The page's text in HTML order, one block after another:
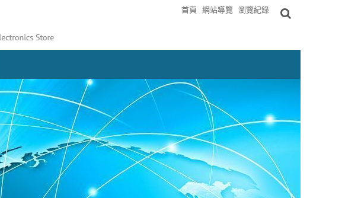
首頁 網站導覽 瀏覽紀錄